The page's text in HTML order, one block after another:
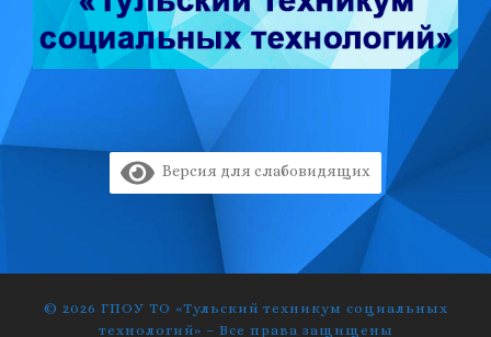
Версия для слабовидящих
© 2026 ГПОУ ТО «Тульский техникум социальных
технологий» – Все права защищены